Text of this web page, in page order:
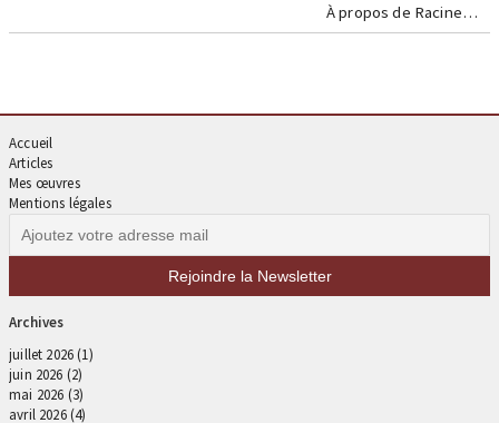
À propos de Racine…
Accueil
Articles
Mes œuvres
Mentions légales
Archives
juillet 2026(1)
juin 2026 (2)
mai 2026 (3)
avril 2026(4)